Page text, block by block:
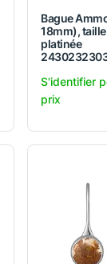
Bague
18mm),
platinée
S'identifier
prix